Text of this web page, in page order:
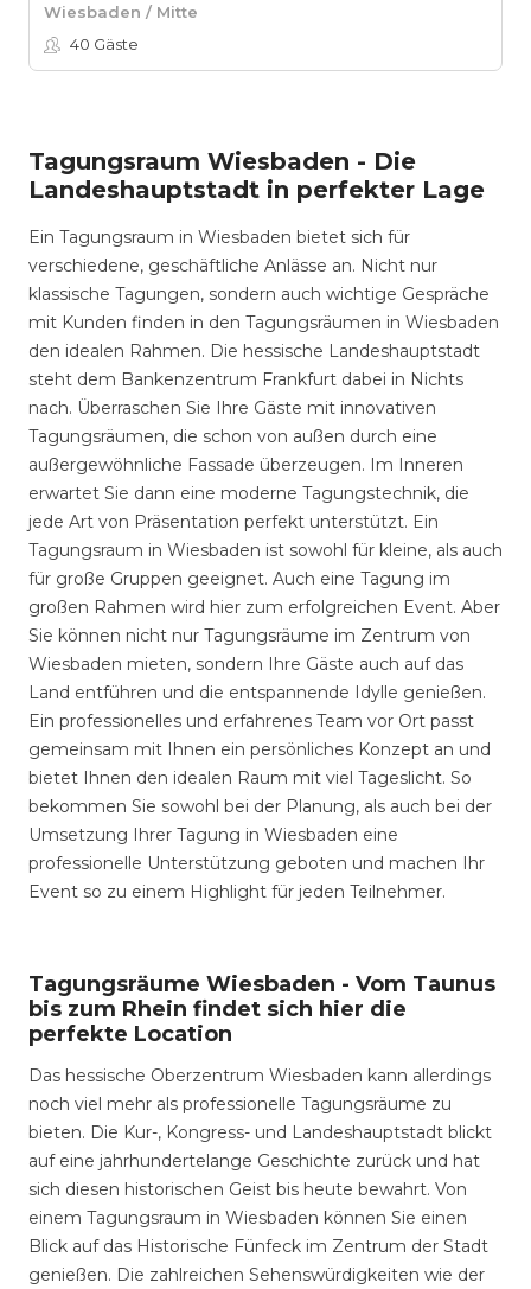
Wiesbaden / Mitte
40 Gäste
Tagungsraum Wiesbaden - Die
Landeshauptstadt in perfekter Lage
Ein Tagungsraum in Wiesbaden bietet sich für
verschiedene, geschäftliche Anlässe an. Nicht nur
klassische Tagungen, sondern auch wichtige Gespräche
mit Kunden finden in den Tagungsräumen in Wiesbaden
den idealen Rahmen. Die hessische Landeshauptstadt
steht dem Bankenzentrum Frankfurt dabei in Nichts
nach. Überraschen Sie Ihre Gäste mit innovativen
Tagungsräumen, die schon von außen durch eine
außergewöhnliche Fassade überzeugen. Im Inneren
erwartet Sie dann eine moderne Tagungstechnik, die
jede Art von Präsentation perfekt unterstützt. Ein
Tagungsraum in Wiesbaden ist sowohl für kleine, als auch
für große Gruppen geeignet. Auch eine Tagung im
großen Rahmen wird hier zum erfolgreichen Event. Aber
Sie können nicht nur Tagungsräume im Zentrum von
Wiesbaden mieten, sondern Ihre Gäste auch auf das
Land entführen und die entspannende Idylle genießen.
Ein professionelles und erfahrenes Team vor Ort passt
gemeinsam mit Ihnen ein persönliches Konzept an und
bietet Ihnen den idealen Raum mit viel Tageslicht. So
bekommen Sie sowohl bei der Planung, als auch bei der
Umsetzung Ihrer Tagung in Wiesbaden eine
professionelle Unterstützung geboten und machen Ihr
Event so zu einem Highlight für jeden Teilnehmer.
Tagungsräume Wiesbaden - Vom Taunus
bis zum Rhein findet sich hier die
perfekte Location
Das hessische Oberzentrum Wiesbaden kann allerdings
noch viel mehr als professionelle Tagungsräume zu
bieten. Die Kur-, Kongress- und Landeshauptstadt blickt
auf eine jahrhundertelange Geschichte zurück und hat
sich diesen historischen Geist bis heute bewahrt. Von
einem Tagungsraum in Wiesbaden können Sie einen
Blick auf das Historische Fünfeck im Zentrum der Stadt
genießen. Die zahlreichen Sehenswürdigkeiten wie der